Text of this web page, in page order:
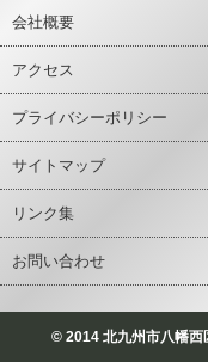
会社概要
アクセス
プライバシーポリシー
サイトマップ
リンク集
お問い合わせ
© 2014 北九州市八幡西